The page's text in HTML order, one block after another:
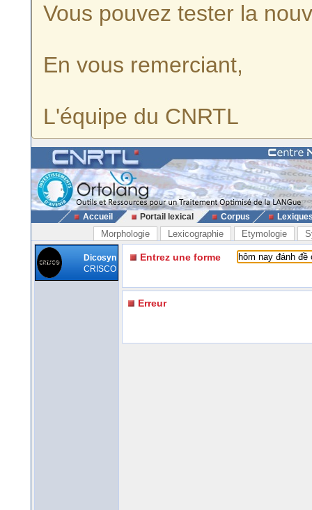
Vous pouvez tester la
En vous remerciant,
L'équipe du CNRTL
Accueil Portail lexical Corpus
Morphologie Lexicographie Etymologie
Dicosyn
CRISCO
Entrez une forme
Erreur